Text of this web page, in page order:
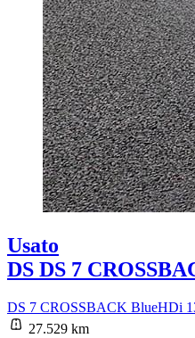
Usato
DS DS 7
DS 7 CROSSBACK BlueHDi
27.529 km